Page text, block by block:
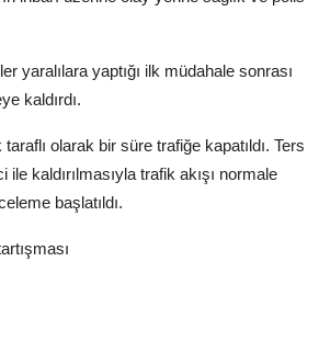
yaralılara yaptığı ilk müdahale sonrası
kaldırdı.
olarak bir süre trafiğe kapatıldı. Ters
kaldırılmasıyla trafik akışı normale
başlatıldı.